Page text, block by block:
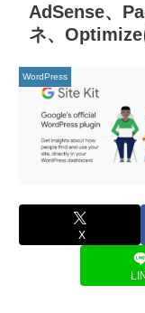
AdSense、
ネ、
WordPress
X